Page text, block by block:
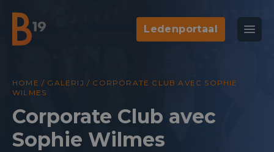
National Business Club & Networking
Ledenportaal
HOME / GALERIJ / CORPORATE CLUB AVEC SOPHIE
WILMES
Corporate Club avec
Sophie Wilmes